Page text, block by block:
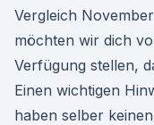
Vergleich
möchten wir dich
Verfügung stellen,
Einen wichtigen
haben selber